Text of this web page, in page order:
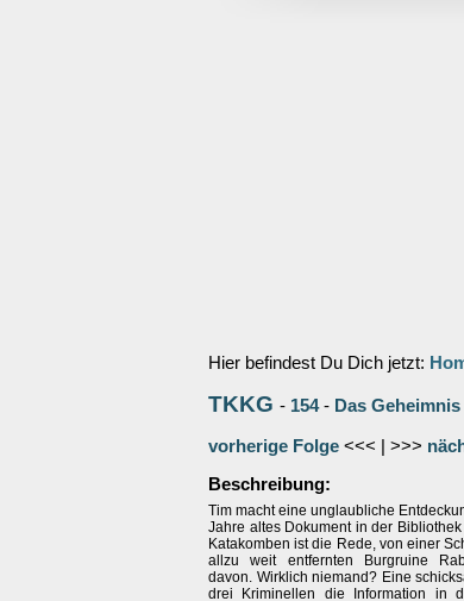
Hier befindest Du Dich jetzt:
TKKG - 154- Das
vorherige Folge <<< | >>>
Beschreibung:
Tim macht eine unglaubliche
Jahre altes Dokument in der
Katakomben ist die Rede, von einer
allzu weit entfernten Burgruine
davon. Wirklich niemand? Eine
drei Kriminellen die Information in